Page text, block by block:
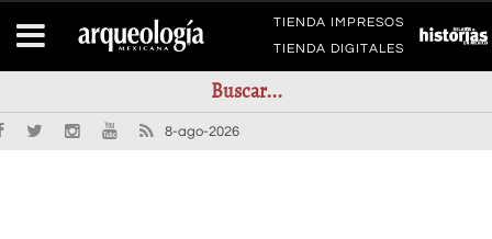
TIENDA IMPRESOS
TIENDA DIGITALES
8-ago-2026